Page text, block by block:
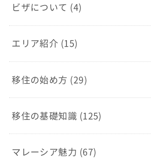
ビザについて (4)
エリア紹介 (15)
移住の始め方 (29)
移住の基礎知識 (125)
マレーシア魅力 (67)